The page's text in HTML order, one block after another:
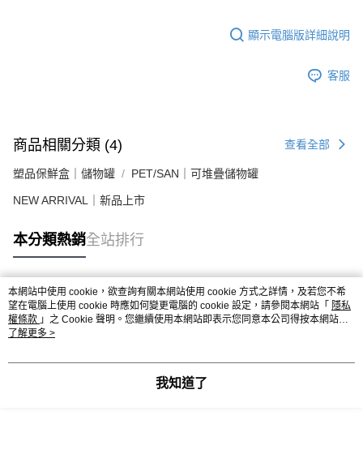
顯示電腦版詳細說明
客服
商品相關分類 (4) 查看全部
塑品保鮮盒｜儲物罐 PET/SAN｜可堆疊儲物罐
NEW ARRIVAL｜新品上市
本分類熱銷全站排行
熱門標籤
本網站中使用 cookie，欲查詢有關本網站使用 cookie 方式之詳情，及若您不希
望在電腦上使用 cookie 時應如何變更電腦的 cookie 設定，請參閱本網站「 隱私
權條款 」之 Cookie 聲明。您繼續使用本網站即表示您同意本公司得按本網站使
用條款之 Cookie 聲明使用 cookie。
了解更多 >
我知道了